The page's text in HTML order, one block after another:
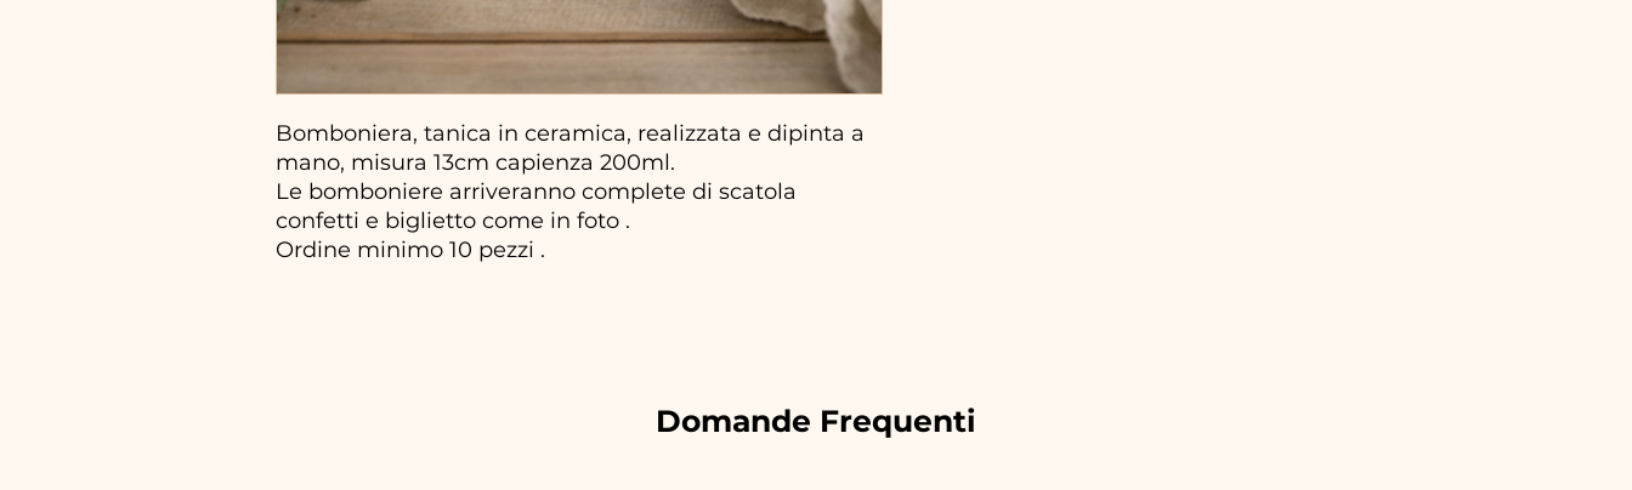
Bomboniera, tanica in ceramica, realizzata e dipinta a
mano, misura 13cm capienza 200ml.
Le bomboniere arriveranno complete di scatola
confetti e biglietto come in foto .
Ordine minimo 10 pezzi .
Domande Frequenti